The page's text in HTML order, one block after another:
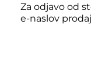
Za odjavo od
e-naslov